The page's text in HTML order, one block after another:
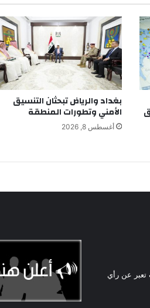
بغداد والرياض تبحثان التنسيق
الأمني وتطورات المنطقة
أغسطس 8, 2026
تعبر عن رأي